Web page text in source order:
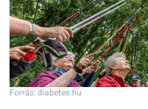
Forrás: diabetes.hu